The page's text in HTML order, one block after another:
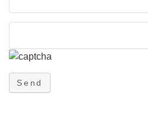
Send